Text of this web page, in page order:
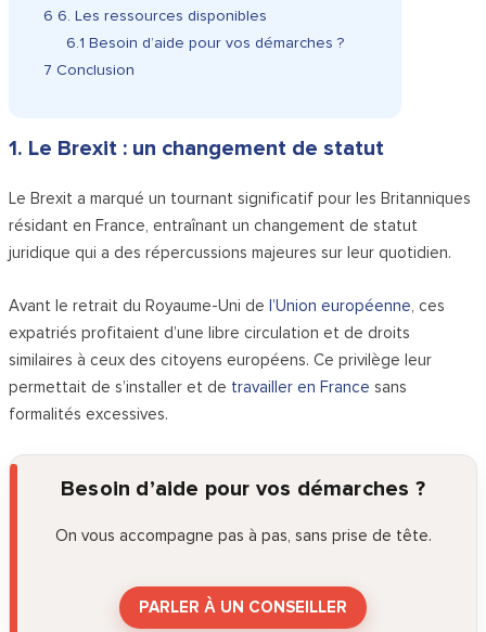
6 6. Les ressources disponibles
6.1 Besoin d’aide pour vos démarches ?
7 Conclusion
1. Le Brexit : un changement de statut
Le Brexit a marqué un tournant significatif pour les Britanniques
résidant en France, entraînant un changement de statut
juridique qui a des répercussions majeures sur leur quotidien.
Avant le retrait du Royaume-Uni de l’Union européenne, ces
expatriés profitaient d’une libre circulation et de droits
similaires à ceux des citoyens européens. Ce privilège leur
permettait de s’installer et de travailler en France sans
formalités excessives.
Besoin d’aide pour vos démarches ?
On vous accompagne pas à pas, sans prise de tête.
PARLER À UN CONSEILLER